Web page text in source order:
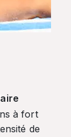
à fort
de